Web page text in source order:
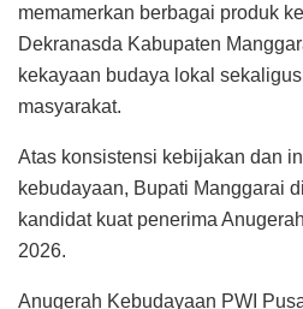
memamerkan berbagai produk
Dekranasda Kabupaten
kekayaan budaya lokal
masyarakat.
Atas konsistensi kebijakan dan
kebudayaan, Bupati Manggarai
kandidat kuat penerima
2026.
Anugerah Kebudayaan PWI